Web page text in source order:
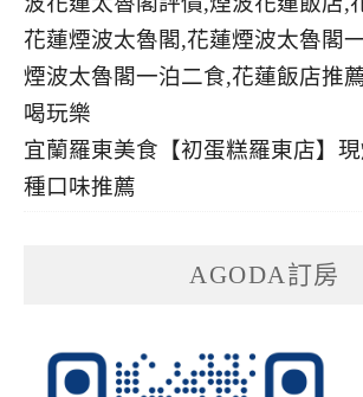
宜蘭羅東美食【初蛋糕羅東店】
種口味推薦
AGODA訂房